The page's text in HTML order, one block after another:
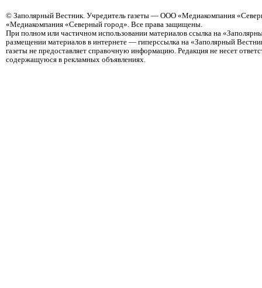
© Заполярный Вестник. Учредитель газеты — ООО «Медиакомпания
«Медиакомпания «Северный город». Все права защищены.
При полном или частичном использовании материалов ссылка на
размещении материалов в интернете — гиперссылка на «Заполярный
газеты не предоставляет справочную информацию. Редакция не несет
содержащуюся в рекламных объявлениях.